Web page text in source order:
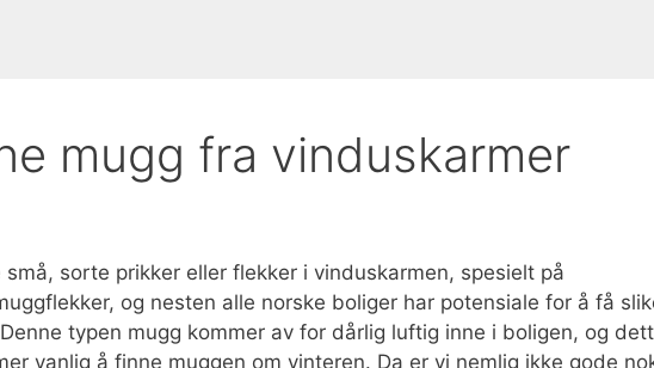
mugg fra vinduskarmer
sorte prikker eller flekker i vinduskarmen, spesielt på
og nesten alle norske boliger har potensiale for å få
typen mugg kommer av for dårlig luftig inne i boligen, og
vanlig å finne muggen om vinteren. Da er vi nemlig ikke gode